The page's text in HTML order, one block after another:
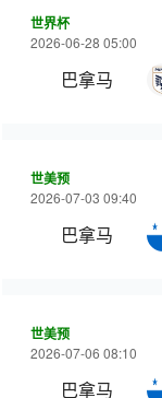
世界杯
2026-06-28 05:00
巴拿马
世美预
2026-07-03 09:40
巴拿马
世美预
2026-07-06 08:10
巴拿马